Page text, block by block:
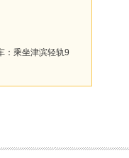
：乘坐津滨轻轨9